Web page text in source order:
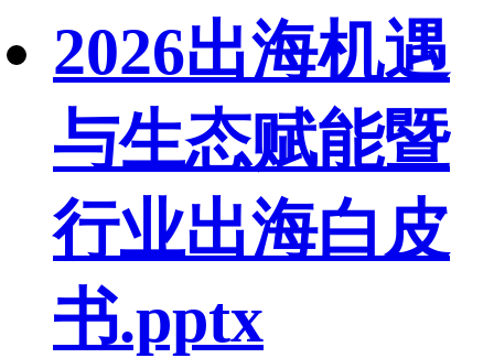
2026出海机遇
与生态赋能暨
行业出海白皮
书.pptx